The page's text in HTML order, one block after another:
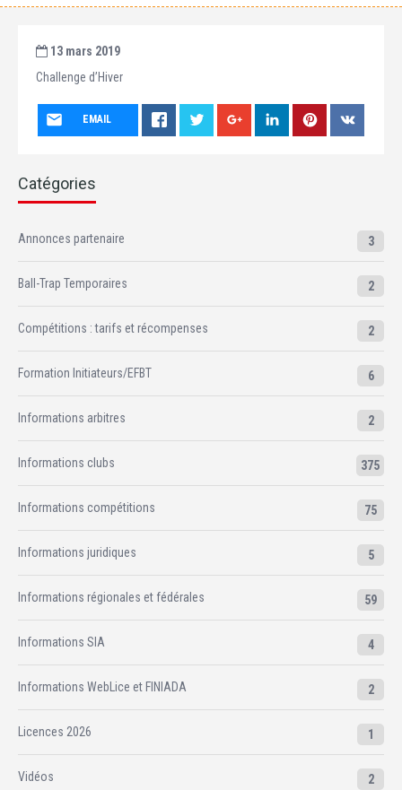
13 mars 2019
Challenge d’Hiver
EMAIL
Catégories
Annonces partenaire 3
Ball-Trap Temporaires 2
Compétitions : tarifs et récompenses 2
Formation Initiateurs/EFBT 6
Informations arbitres 2
Informations clubs 375
Informations compétitions 75
Informations juridiques 5
Informations régionales et fédérales 59
Informations SIA 4
Informations WebLice et FINIADA 2
Licences 2026 1
Vidéos 2